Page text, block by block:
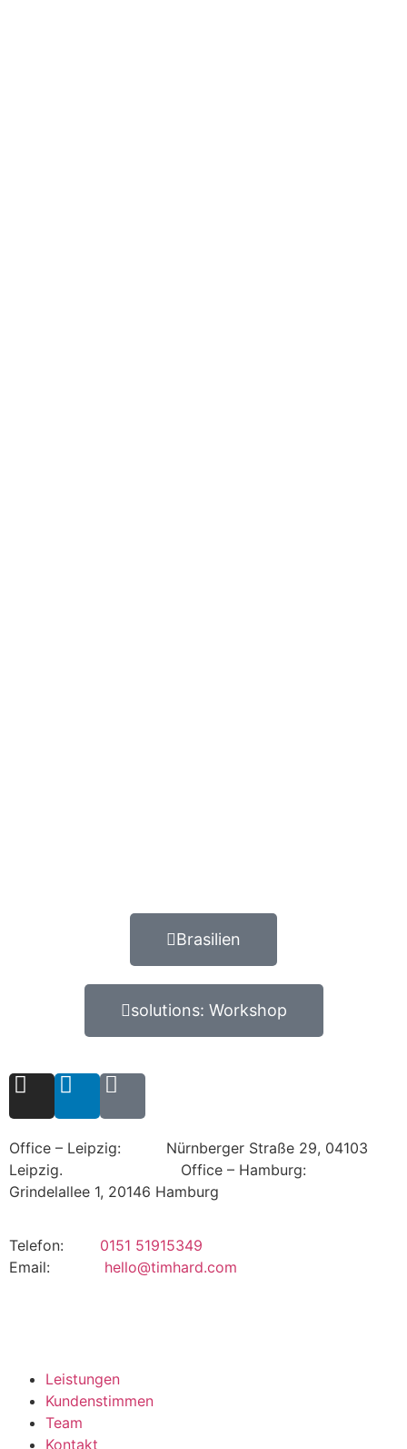
Brasilien
solutions: Workshop
Telefon: 0151 51915349
Email: hello@timhard.com
Office – Leipzig: Nürnberger Straße 29, 04103
Leipzig. Office – Hamburg:
Grindelallee 1, 20146 Hamburg
Leistungen
Kundenstimmen
Team
Kontakt